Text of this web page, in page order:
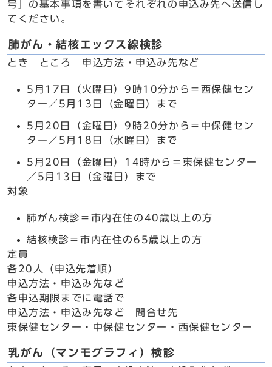
号」の基本事項を書いてそれぞれの申込み先へ送信し
てください。
肺がん・結核エックス線検診
とき ところ 申込方法・申込み先など
5月17日（火曜日）9時10分から＝西保健セン
ター／5月13日（金曜日）まで
5月20日（金曜日）9時20分から＝中保健セン
ター／5月18日（水曜日）まで
5月20日（金曜日）14時から＝東保健センター
／5月13日（金曜日）まで
対象
肺がん検診＝市内在住の40歳以上の方
結核検診＝市内在住の65歳以上の方
定員
各20人（申込先着順）
申込方法・申込み先など
各申込期限までに電話で
申込方法・申込み先など 問合せ先
東保健センター・中保健センター・西保健センター
乳がん（マンモグラフィ）検診